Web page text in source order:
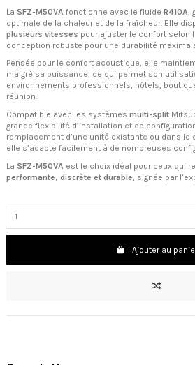
La SFZ-M50VA fonctionne avec le fluide R410A
optimale de la chaleur et de la fraîcheur. Elle
plusieurs vitesses pour ajuster le confort selon
conception robuste pour une durabilité
Pensée pour le confort acoustique, elle
malgré sa puissance, ce qui permet son
environnements professionnels, hôtels,
réunion.
Compatible avec les systèmes multi-split
grande flexibilité d’installation et de
remplacement d’une unité existante ou dans le
elle s’adapte facilement à de nombreuses
La SFZ-M50VA est le choix idéal pour ceux qui
performante, discrète et durable , signée par
Ajouter au